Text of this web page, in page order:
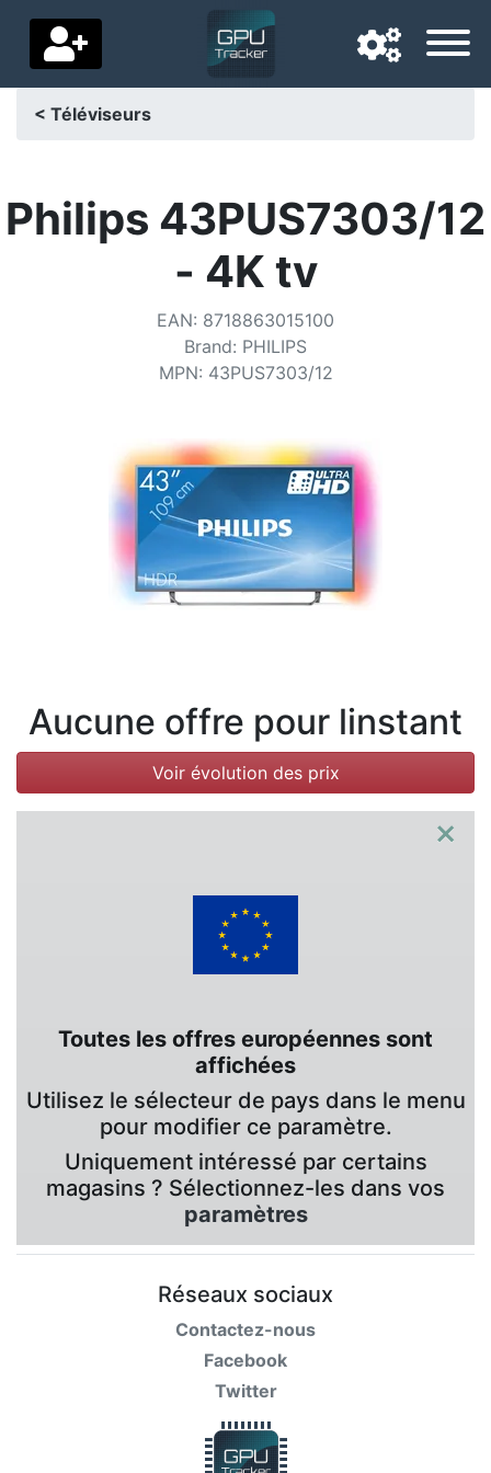
Pays de livraison
Contactez-nous
Conditions
< Téléviseurs
Philips 43PUS7303/12
- 4K tv
EAN: 8718863015100
Brand: PHILIPS
MPN: 43PUS7303/12
Aucune offre pour linstant
Voir évolution des prix
×
Toutes les offres européennes sont
affichées
Utilisez le sélecteur de pays dans le menu
pour modifier ce paramètre.
Uniquement intéressé par certains
magasins ? Sélectionnez-les dans vos
paramètres
Réseaux sociaux
Contactez-nous
Facebook
Twitter